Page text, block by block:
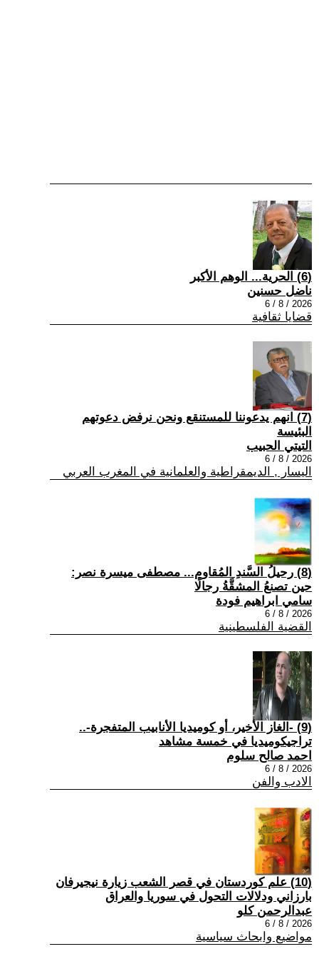
(6) الحرية... الوهم الأكبر
ناضل حسنين
2026 / 8 / 6
قضايا ثقافية
(7) انهم يدعوننا للمستنقع ونحن نرفض دعوتهم
البئيسة
التيتي الحبيب
2026 / 8 / 6
اليسار , الديمقراطية والعلمانية في المغرب العربي
(8) رحيلُ السَّندِ المُقاوم... مصطفى ميسرة نصر:
حين تصنعُ المشقَّةُ رجالًا
سامي ابراهيم فودة
2026 / 8 / 6
القضية الفلسطينية
(9) -الغاز الأخير، أو كوميديا الأنابيب المتفجرة-..
تراجيكوميديا في خمسة مشاهد
احمد صالح سلوم
2026 / 8 / 6
الادب والفن
(10) علم كوردستان في قصر الشعب زيارة نيجيرفان
بارزاني ودلالات التحول في سوريا والعراق
عبدالرحمن كلو
2026 / 8 / 6
مواضيع وابحاث سياسية